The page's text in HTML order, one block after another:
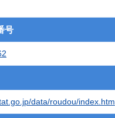
号
data/roudou/index.htm